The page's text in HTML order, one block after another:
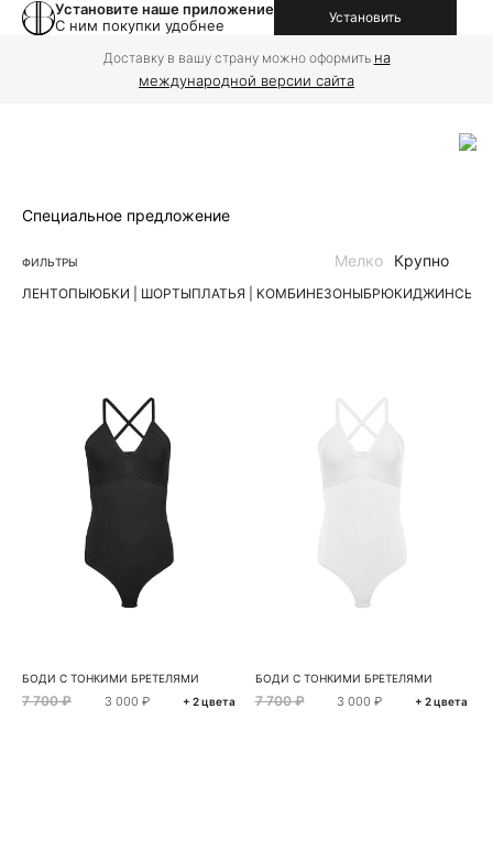
Установите наше приложение
С ним покупки удобнее
Установить
Доставку в вашу страну можно оформить на
международной версии сайта
Специальное предложение
ФИЛЬТРЫ
ЛЕНТОПЫЮБКИ | ШОРТЫПЛАТЬЯ | КОМБИНЕЗОНЫБРЮКИДЖИНСЫ
Мелко Крупно
БОДИ С ТОНКИМИ БРЕТЕЛЯМИ
7 700 ₽ 3 000 ₽ + 2 цвета
БОДИ С ТОНКИМИ БРЕТЕЛЯМИ
7 700 ₽ 3 000 ₽ + 2 цвета